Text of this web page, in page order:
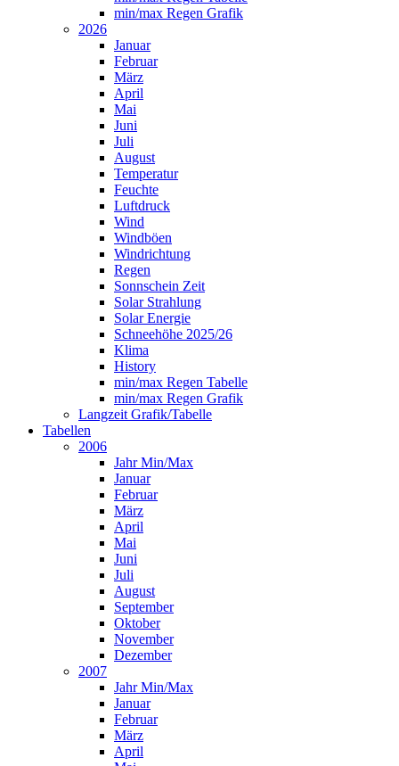
min/max Regen Grafik
2026
Januar
Februar
März
April
Mai
Juni
Juli
August
Temperatur
Feuchte
Luftdruck
Wind
Windböen
Windrichtung
Regen
Sonnschein Zeit
Solar Strahlung
Solar Energie
Schneehöhe 2025/26
Klima
History
min/max Regen Tabelle
min/max Regen Grafik
Langzeit Grafik/Tabelle
Tabellen
2006
Jahr Min/Max
Januar
Februar
März
April
Mai
Juni
Juli
August
September
Oktober
November
Dezember
2007
Jahr Min/Max
Januar
Februar
März
April